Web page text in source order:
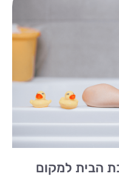
הבית למקום